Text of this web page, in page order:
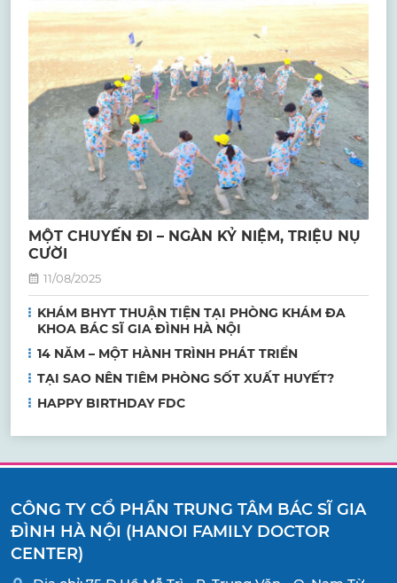
MỘT CHUYẾN ĐI – NGÀN KỶ NIỆM, TRIỆU NỤ
CƯỜI
11/08/2025
KHÁM BHYT THUẬN TIỆN TẠI PHÒNG KHÁM ĐA
KHOA BÁC SĨ GIA ĐÌNH HÀ NỘI
14 NĂM – MỘT HÀNH TRÌNH PHÁT TRIỂN
TẠI SAO NÊN TIÊM PHÒNG SỐT XUẤT HUYẾT?
HAPPY BIRTHDAY FDC
CÔNG TY CỔ PHẦN TRUNG TÂM BÁC SĨ GIA
ĐÌNH HÀ NỘI (HANOI FAMILY DOCTOR
CENTER)